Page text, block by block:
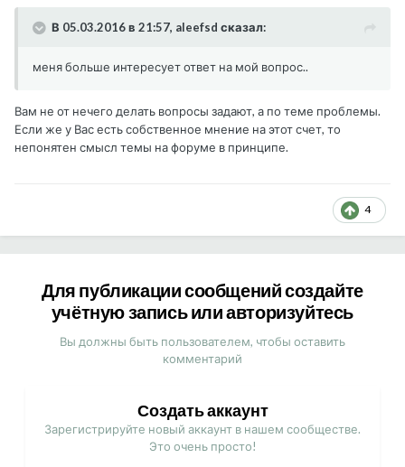
В 05.03.2016 в 21:57, aleefsd сказал:
меня больше интересует ответ на мой вопрос..
Вам не от нечего делать вопросы задают, а по теме проблемы.
Если же у Вас есть собственное мнение на этот счет, то
непонятен смысл темы на форуме в принципе.
4
Для публикации сообщений создайте
учётную запись или авторизуйтесь
Вы должны быть пользователем, чтобы оставить
комментарий
Создать аккаунт
Зарегистрируйте новый аккаунт в нашем сообществе.
Это очень просто!